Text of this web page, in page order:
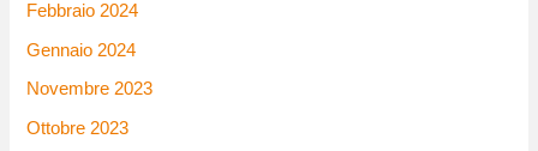
Febbraio 2024
Gennaio 2024
Novembre 2023
Ottobre 2023